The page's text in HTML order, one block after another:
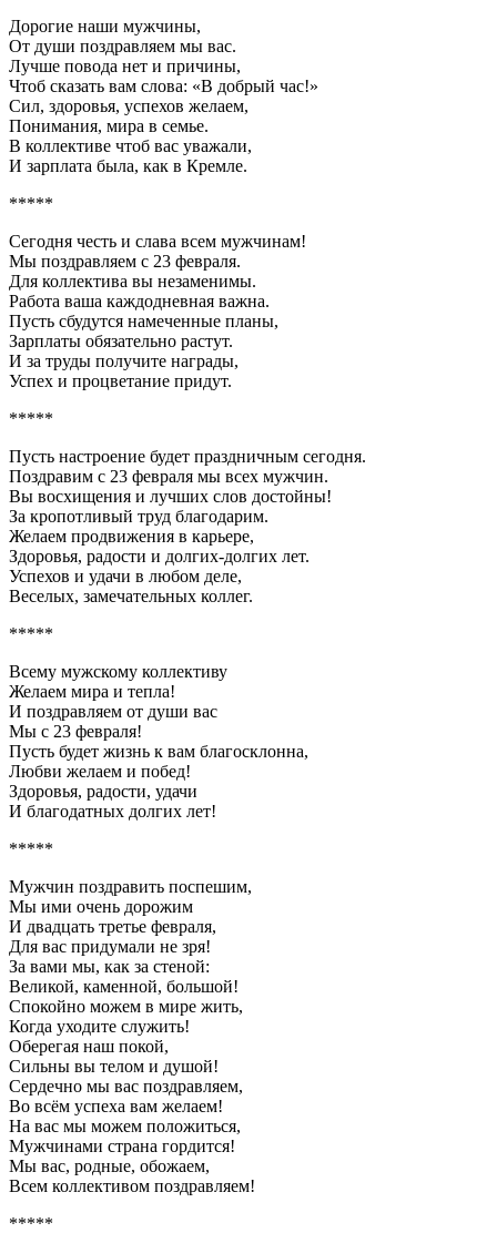
Дорогие наши мужчины,
От души поздравляем мы вас.
Лучше повода нет и причины,
Чтоб сказать вам слова: «В добрый час!»
Сил, здоровья, успехов желаем,
Понимания, мира в семье.
В коллективе чтоб вас уважали,
И зарплата была, как в Кремле.
*****
Сегодня честь и слава всем мужчинам!
Мы поздравляем с 23 февраля.
Для коллектива вы незаменимы.
Работа ваша каждодневная важна.
Пусть сбудутся намеченные планы,
Зарплаты обязательно растут.
И за труды получите награды,
Успех и процветание придут.
*****
Пусть настроение будет праздничным сегодня.
Поздравим с 23 февраля мы всех мужчин.
Вы восхищения и лучших слов достойны!
За кропотливый труд благодарим.
Желаем продвижения в карьере,
Здоровья, радости и долгих-долгих лет.
Успехов и удачи в любом деле,
Веселых, замечательных коллег.
*****
Всему мужскому коллективу
Желаем мира и тепла!
И поздравляем от души вас
Мы с 23 февраля!
Пусть будет жизнь к вам благосклонна,
Любви желаем и побед!
Здоровья, радости, удачи
И благодатных долгих лет!
*****
Мужчин поздравить поспешим,
Мы ими очень дорожим
И двадцать третье февраля,
Для вас придумали не зря!
За вами мы, как за стеной:
Великой, каменной, большой!
Спокойно можем в мире жить,
Когда уходите служить!
Оберегая наш покой,
Сильны вы телом и душой!
Сердечно мы вас поздравляем,
Во всём успеха вам желаем!
На вас мы можем положиться,
Мужчинами страна гордится!
Мы вас, родные, обожаем,
Всем коллективом поздравляем!
*****